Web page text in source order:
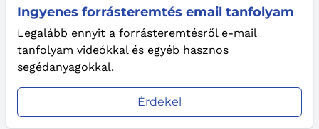
Ingyenes forrásteremtés email tanfolyam
Legalább ennyit a forrásteremtésről e-mail
tanfolyam videókkal és egyéb hasznos
segédanyagokkal.
Érdekel